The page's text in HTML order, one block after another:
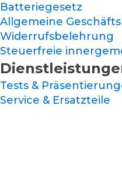
Batteriegesetz
Allgemeine
Widerrufsbelehrung
Steuerfreie
Tests &
Service & Ersatzteile